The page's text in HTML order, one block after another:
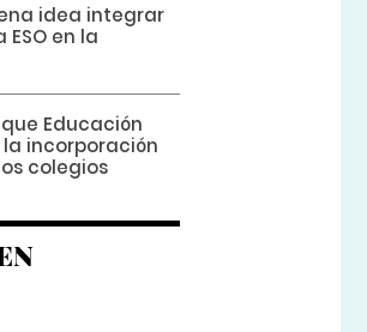
idea integrar
en la
que Educación
incorporación
los colegios